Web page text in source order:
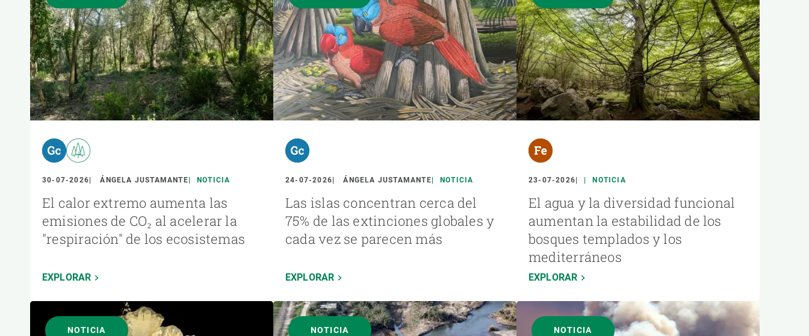
30-07-2026 ÁNGELA JUSTAMANTE NOTICIA
El calor extremo aumenta las
emisiones de CO₂ al acelerar la
"respiración" de los ecosistemas
EXPLORAR
24-07-2026 ÁNGELA JUSTAMANTE NOTICIA
Las islas concentran cerca del
75% de las extinciones globales y
cada vez se parecen más
EXPLORAR
23-07-2026 NOTICIA
El agua y la diversidad funcional
aumentan la estabilidad de los
bosques templados y los
mediterráneos
EXPLORAR
NOTICIA NOTICIA NOTICIA